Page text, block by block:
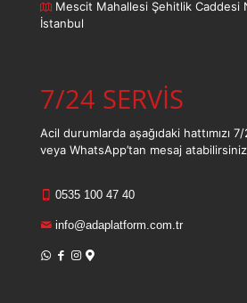
Mescit Mahallesi Şehitlik Caddesi
İstanbul
7/24 SERVİS
Acil durumlarda aşağıdaki hattımızı
veya WhatsApp’tan mesaj
0535 100 47 40
info@adaplatform.com.tr